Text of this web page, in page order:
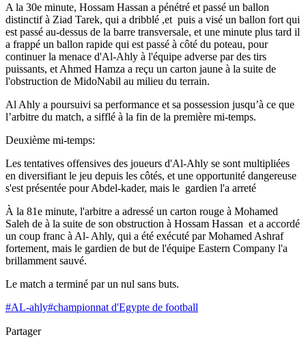
A la 30e minute, Hossam Hassan a pénétré et passé un ballon
distinctif à Ziad Tarek, qui a dribblé ,et puis a visé un ballon fort qui
est passé au-dessus de la barre transversale, et une minute plus tard il
a frappé un ballon rapide qui est passé à côté du poteau, pour
continuer la menace d'Al-Ahly à l'équipe adverse par des tirs
puissants, et Ahmed Hamza a reçu un carton jaune à la suite de
l'obstruction de MidoNabil au milieu du terrain.
Al Ahly a poursuivi sa performance et sa possession jusqu’à ce que
l’arbitre du match, a sifflé à la fin de la première mi-temps.
Deuxième mi-temps:
Les tentatives offensives des joueurs d'Al-Ahly se sont multipliées
en diversifiant le jeu depuis les côtés, et une opportunité dangereuse
s'est présentée pour Abdel-kader, mais le gardien l'a arreté
À la 81e minute, l'arbitre a adressé un carton rouge à Mohamed
Saleh de à la suite de son obstruction à Hossam Hassan et a accordé
un coup franc à Al- Ahly, qui a été exécuté par Mohamed Ashraf
fortement, mais le gardien de but de l'équipe Eastern Company l'a
brillamment sauvé.
Le match a terminé par un nul sans buts.
#AL-ahly#championnat d'Egypte de football
Partager